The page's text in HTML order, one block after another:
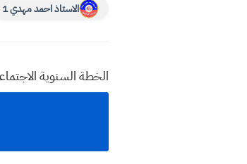
الاستاذ احمد مهدي 1
الخطة السنوية الاجتماعيات ٢٠٢٤ ٢٠٢٥ السادس